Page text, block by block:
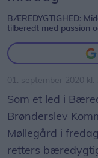
01. september 2020 kl.
Som et led i
Brønderslev
Møllegård i
retters
hyggelige stuer
Møllesøen.